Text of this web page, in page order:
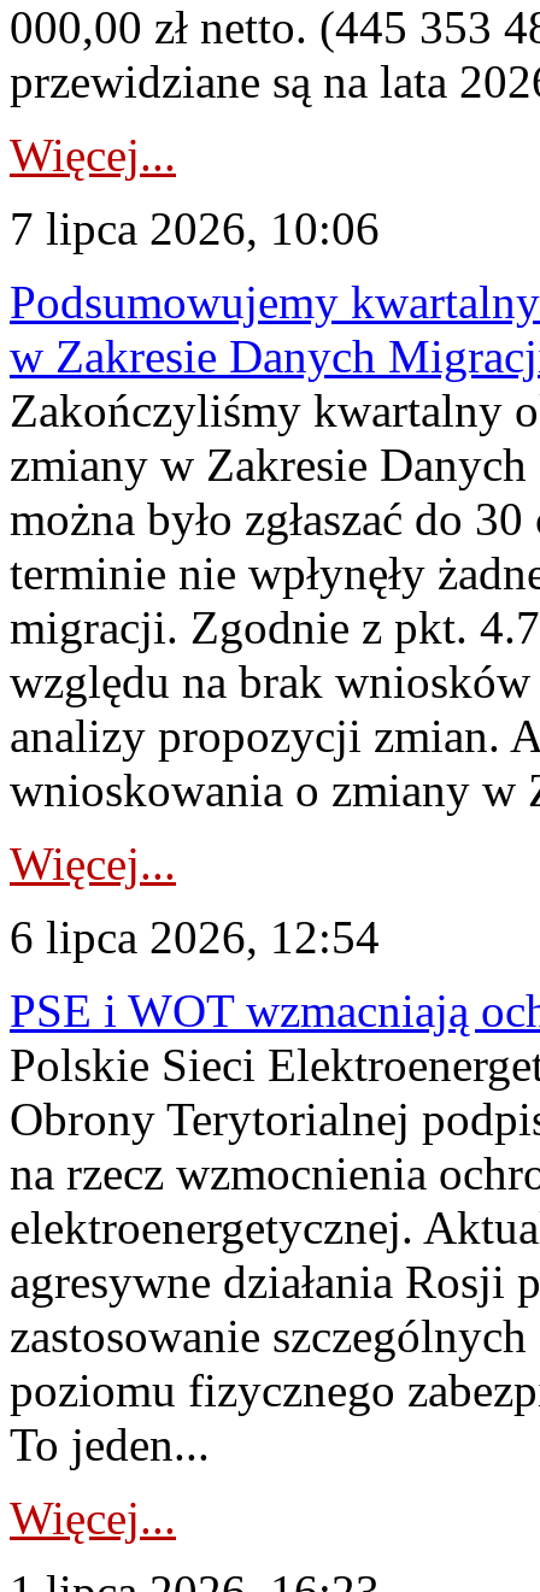
000,00 zł netto. (445 353
przewidziane są na lata
Więcej...
7 lipca 2026, 10:06
Podsumowujemy
w Zakresie Danych
Zakończyliśmy kwartalny
zmiany w Zakresie
można było zgłaszać do
terminie nie wpłynęły
migracji. Zgodnie z pkt.
względu na brak
analizy propozycji zmian.
wnioskowania o zmiany w
Więcej...
6 lipca 2026, 12:54
PSE i WOT wzmacniają
Polskie Sieci
Obrony Terytorialnej
na rzecz wzmocnienia
elektroenergetycznej.
agresywne działania Rosji
zastosowanie
poziomu fizycznego
To jeden...
Więcej...